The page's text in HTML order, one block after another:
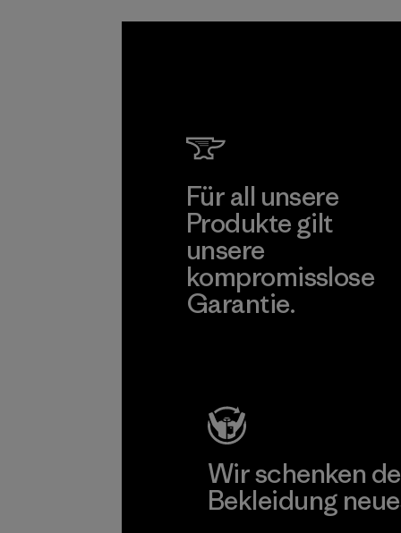
Für all unsere
Produkte gilt
unsere
kompromisslose
Garantie.
Wir schenken
Bekleidung